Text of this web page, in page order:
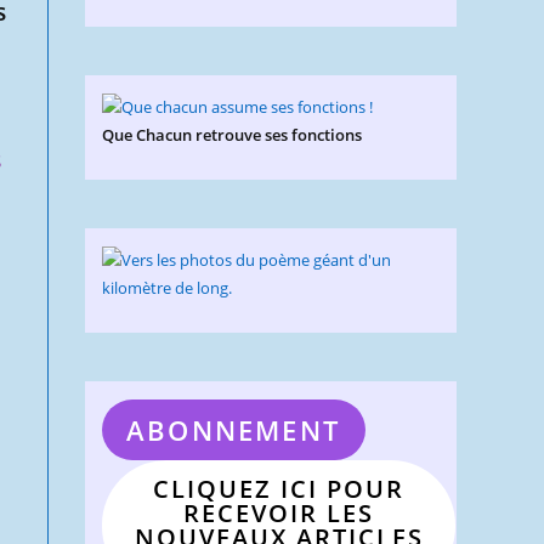
Que Chacun retrouve ses fonctions
ABONNEMENT
CLIQUEZ ICI POUR
RECEVOIR LES
NOUVEAUX ARTICLES